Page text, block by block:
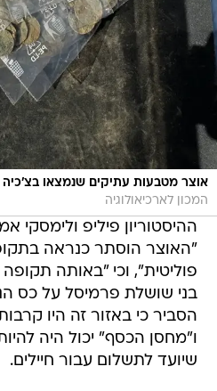
אוצר מטבעות עתיקים שנמצאו בצ'כיה
המכון לארכיאולוגיה
ההיסטוריון פיליפ ולימסקי
"האוצר הוסתר כנראה
פוליטית", וכי "באותה
בני שושלת פרמיסל על כס
הסביר כי באזור זה היו
ו"מחסן הכסף" יכול היה
שיועד לתשלום עבור חיילים.